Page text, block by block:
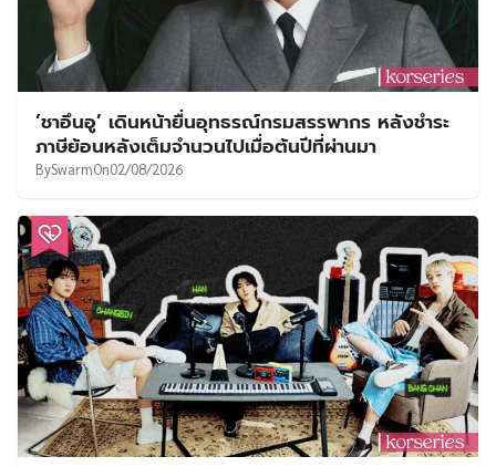
‘ชาอึนอู’ เดินหน้ายื่นอุทธรณ์กรมสรรพากร หลังชำระ
ภาษีย้อนหลังเต็มจำนวนไปเมื่อต้นปีที่ผ่านมา
BySwarmOn02/08/2026